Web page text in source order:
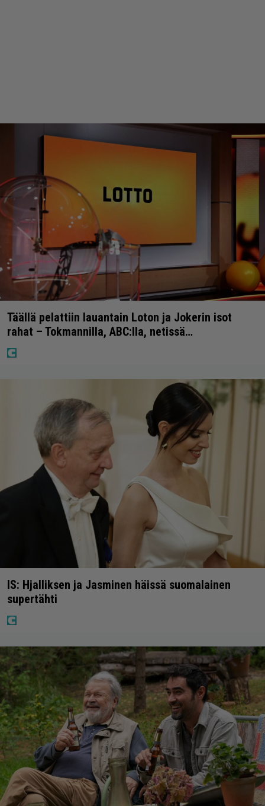
Täällä pelattiin lauantain Loton ja Jokerin isot
rahat – Tokmannilla, ABC:lla, netissä…
IS: Hjalliksen ja Jasminen häissä suomalainen
supertähti